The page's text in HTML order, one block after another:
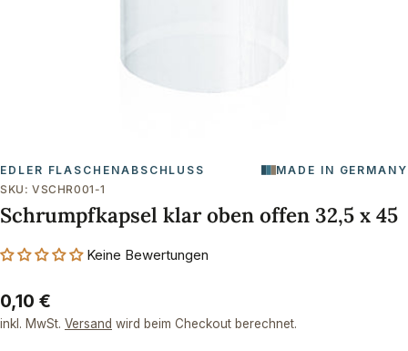
EDLER FLASCHENABSCHLUSS
MADE IN GERMANY
SKU: VSCHR001-1
Schrumpfkapsel klar oben offen 32,5 x 45
Keine Bewertungen
Regulärer
Preis
0,10 €
inkl. MwSt. Versand wird beim Checkout berechnet.